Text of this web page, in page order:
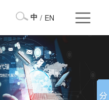
中 / EN